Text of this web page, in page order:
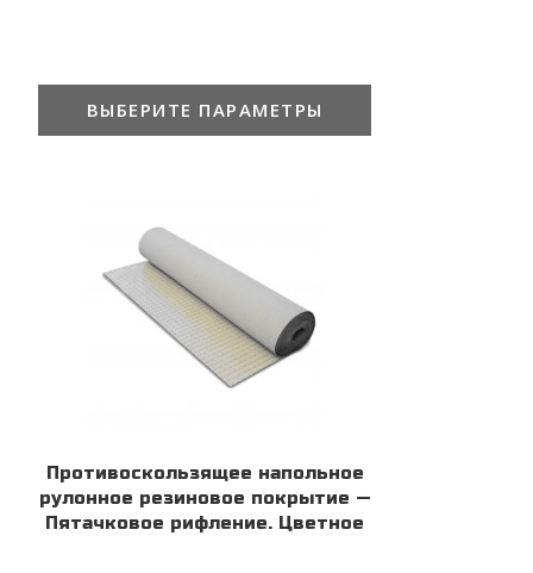
ВЫБЕРИТЕ ПАРАМЕТРЫ
Противоскользящее напольное
рулонное резиновое покрытие —
Пятачковое рифление. Цветное